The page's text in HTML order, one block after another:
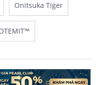
Onitsuka Tiger